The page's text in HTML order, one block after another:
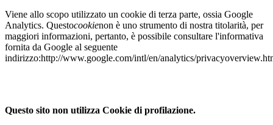
Viene allo scopo utilizzato un cookie di terza parte, ossia Google
Analytics. Questocookienon è uno strumento di nostra titolarità, per
maggiori informazioni, pertanto, è possibile consultare l'informativa
fornita da Google al seguente
indirizzo:http://www.google.com/intl/en/analytics/
Questo sito non utilizza Cookie di profilazione.